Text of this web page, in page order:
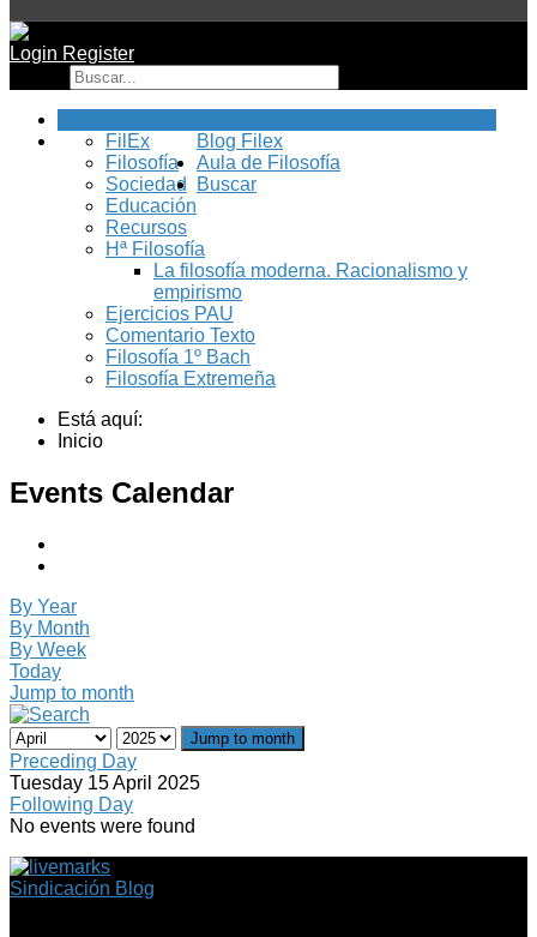
Login Register
Blog Filex
FilEx
Filosofía
Sociedad
Educación
Recursos
Aula de Filosofía
Hª Filosofía
La filosofía moderna. Racionalismo y
empirismo
Ejercicios PAU
Comentario Texto
Filosofía 1º Bach
Filosofía Extremeña
Buscar
Está aquí:
Inicio
Events Calendar
By Year
By Month
By Week
Today
Jump to month
Jump to month
Preceding Day
Tuesday 15 April 2025
Following Day
No events were found
Sindicación Blog